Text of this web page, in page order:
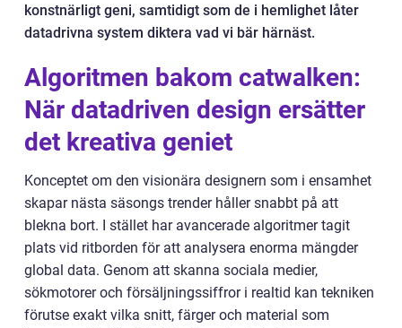
konstnärligt geni, samtidigt som de i hemlighet låter
datadrivna system diktera vad vi bär härnäst.
Algoritmen bakom catwalken:
När datadriven design ersätter
det kreativa geniet
Konceptet om den visionära designern som i ensamhet
skapar nästa säsongs trender håller snabbt på att
blekna bort. I stället har avancerade algoritmer tagit
plats vid ritborden för att analysera enorma mängder
global data. Genom att skanna sociala medier,
sökmotorer och försäljningssiffror i realtid kan tekniken
förutse exakt vilka snitt, färger och material som